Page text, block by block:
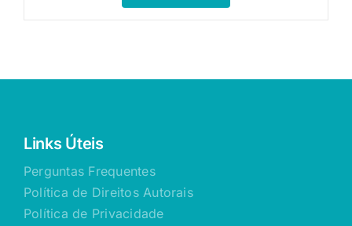
Links Úteis
Perguntas Frequentes
Política de Direitos Autorais
Política de Privacidade